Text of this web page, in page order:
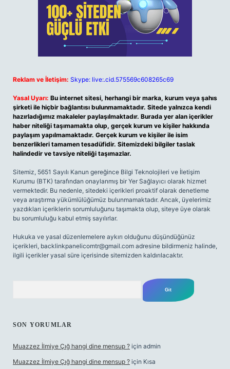
Reklam ve İletişim: Skype: live:.cid.575569c608265c69
Yasal Uyarı: Bu internet sitesi, herhangi bir marka, kurum veya şahıs
şirketi ile hiçbir bağlantısı bulunmamaktadır. Sitede yalnızca kendi
hazırladığımız makaleler paylaşılmaktadır. Burada yer alan içerikler
haber niteliği taşımamakta olup, gerçek kurum ve kişiler hakkında
paylaşım yapılmamaktadır. Gerçek kurum ve kişiler ile isim
benzerlikleri tamamen tesadüfidir. Sitemizdeki bilgiler taslak
halindedir ve tavsiye niteliği taşımazlar.
Sitemiz, 5651 Sayılı Kanun gereğince Bilgi Teknolojileri ve İletişim
Kurumu (BTK) tarafından onaylanmış bir Yer Sağlayıcı olarak hizmet
vermektedir. Bu nedenle, sitedeki içerikleri proaktif olarak denetleme
veya araştırma yükümlülüğümüz bulunmamaktadır. Ancak, üyelerimiz
yazdıkları içeriklerin sorumluluğunu taşımakta olup, siteye üye olarak
bu sorumluluğu kabul etmiş sayılırlar.
Hukuka ve yasal düzenlemelere aykırı olduğunu düşündüğünüz
içerikleri, backlinkpanelicomtr@gmail.com adresine bildirmeniz halinde,
ilgili içerikler yasal süre içerisinde sitemizden kaldırılacaktır.
SON YORUMLAR
Muazzez İlmiye Çığ hangi dine mensup ? için admin
Muazzez İlmiye Çığ hangi dine mensup ? için Kısa